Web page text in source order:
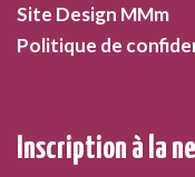
Site Design MMm
Politique de
Inscription à la